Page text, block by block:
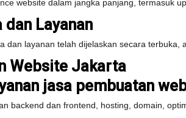
website dalam jangka panjang, termasuk
dan Layanan
dan layanan telah dijelaskan secara
Website Jakarta
jasa pembuatan
backend dan frontend, hosting, domain,